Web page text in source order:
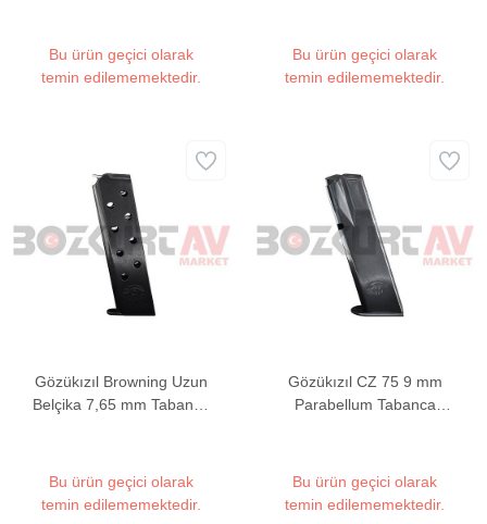
Bu ürün geçici olarak
temin edilememektedir.
Bu ürün geçici olarak
temin edilememektedir.
Gözükızıl Browning Uzun
Belçika 7,65 mm Tabanca
Bu ürün geçici olarak
temin edilememektedir.
Gözükızıl CZ 75 9 mm
Parabellum Tabanca
Bu ürün geçici olarak
temin edilememektedir.